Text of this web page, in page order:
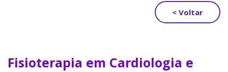
< Voltar
Fisioterapia em Cardiologia e